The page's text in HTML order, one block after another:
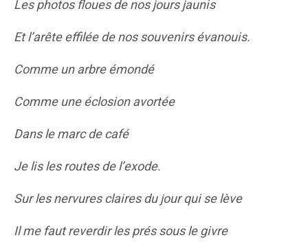
Les photos floues de nos jours jaunis
Et l’arête effilée de nos souvenirs évanouis.
Comme un arbre émondé
Comme une éclosion avortée
Dans le marc de café
Je lis les routes de l’exode.
Sur les nervures claires du jour qui se lève
Il me faut reverdir les prés sous le givre